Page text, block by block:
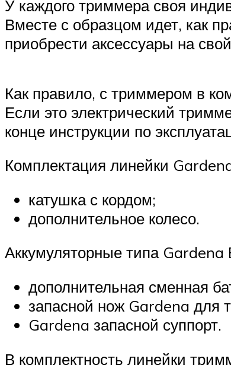
У каждого триммера своя
Вместе с образцом идет, как
приобрести аксессуары на
Как правило, с триммером в
Если это электрический
конце инструкции по
Комплектация линейки
катушка с кордом;
дополнительное колесо.
Аккумуляторные типа
дополнительная сменная
запасной нож Gardena для
Gardena запасной суппорт.
В комплектность линейки